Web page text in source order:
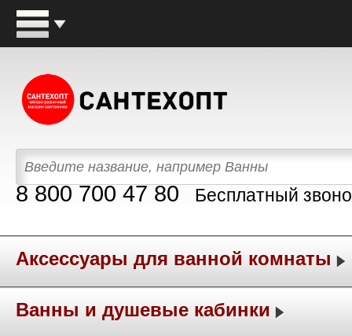
8 800 700 47 80 Бесплатный
Аксессуары для ванной комнаты
Ванны и душевые кабинки